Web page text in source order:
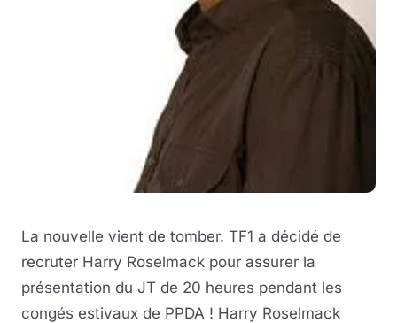
La nouvelle vient de tomber. TF1 a décidé de
recruter Harry Roselmack pour assurer la
présentation du JT de 20 heures pendant les
congés estivaux de PPDA ! Harry Roselmack